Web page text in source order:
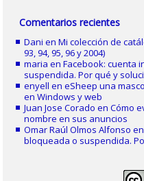
Comentarios recientes
Dani enMi colección de
93, 94, 95, 96 y 2004)
maria enFacebook: cuenta
suspendida. Por qué y
enyell eneSheep una
en Windows y web
Juan Jose Corado enCómo
nombre en sus anuncios
Omar Raúl Olmos Alfonso
bloqueada o suspendida.